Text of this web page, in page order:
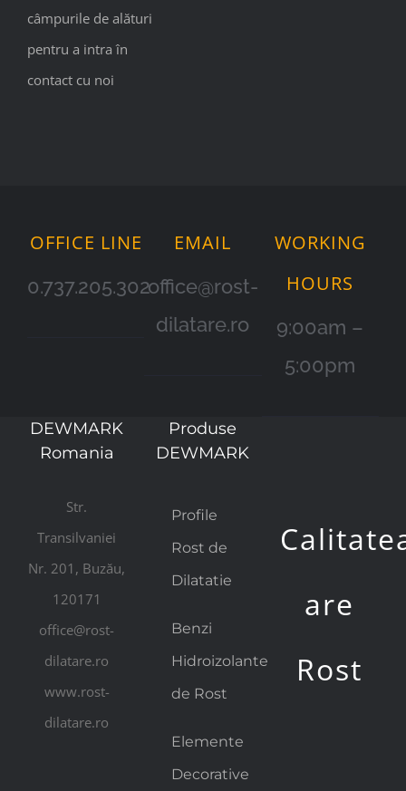
câmpurile de alături
pentru a intra în
contact cu noi
OFFICE LINE
0.737.205.302
EMAIL
office@rost-
dilatare.ro
WORKING
HOURS
9:00am –
5:00pm
DEWMARK
Romania
Str.
Transilvaniei
Nr. 201, Buzău,
120171
office@rost-
dilatare.ro
www.rost-
dilatare.ro
Produse
DEWMARK
Profile
Rost de
Dilatatie
Benzi
Hidroizolante
de Rost
Elemente
Decorative
are
Rost